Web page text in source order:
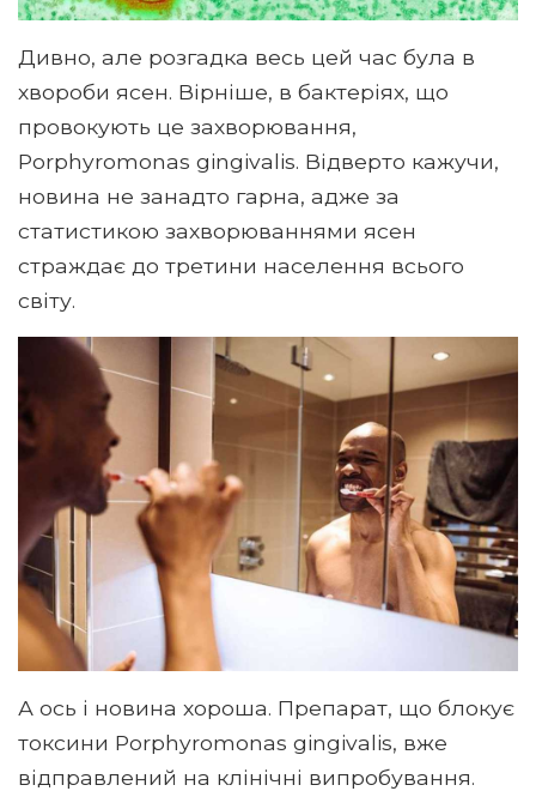
Дивно, але розгадка весь цей час була в
хвороби ясен. Вірніше, в бактеріях, що
провокують це захворювання,
Porphyromonas gingivalis. Відверто кажучи,
новина не занадто гарна, адже за
статистикою захворюваннями ясен
страждає до третини населення всього
світу.
А ось і новина хороша. Препарат, що блокує
токсини Porphyromonas gingivalis, вже
відправлений на клінічні випробування.